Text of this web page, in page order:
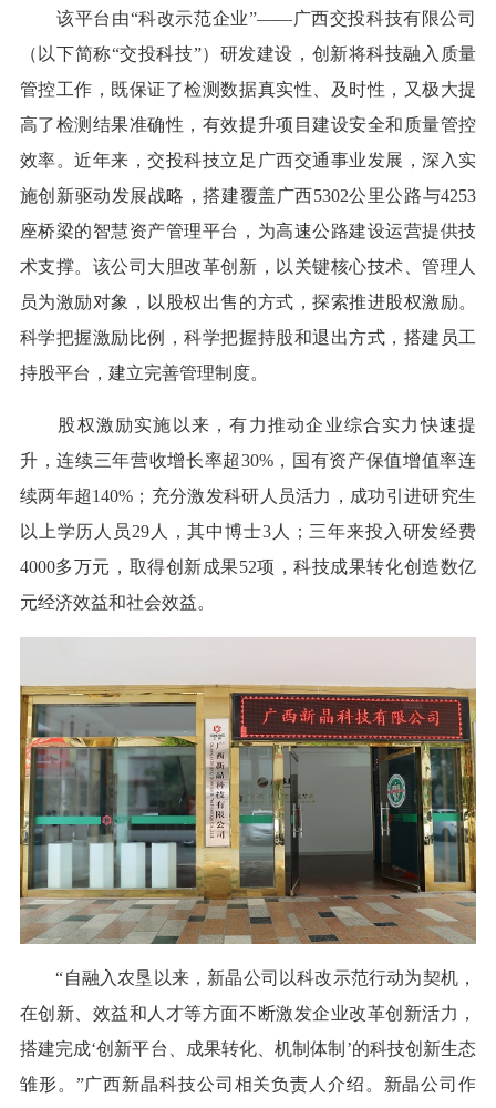
该平台由“科改示范企业”——广西交投科技有限公司
（以下简称“交投科技”）研发建设，创新将科技融入质量
管控工作，既保证了检测数据真实性、及时性，又极大提
高了检测结果准确性，有效提升项目建设安全和质量管控
效率。近年来，交投科技立足广西交通事业发展，深入实
施创新驱动发展战略，搭建覆盖广西5302公里公路与4253
座桥梁的智慧资产管理平台，为高速公路建设运营提供技
术支撑。该公司大胆改革创新，以关键核心技术、管理人
员为激励对象，以股权出售的方式，探索推进股权激励。
科学把握激励比例，科学把握持股和退出方式，搭建员工
持股平台，建立完善管理制度。
股权激励实施以来，有力推动企业综合实力快速提
升，连续三年营收增长率超30%，国有资产保值增值率连
续两年超140%；充分激发科研人员活力，成功引进研究生
以上学历人员29人，其中博士3人；三年来投入研发经费
4000多万元，取得创新成果52项，科技成果转化创造数亿
元经济效益和社会效益。
“自融入农垦以来，新晶公司以科改示范行动为契机，
在创新、效益和人才等方面不断激发企业改革创新活力，
搭建完成‘创新平台、成果转化、机制体制’的科技创新生态
雏形。”广西新晶科技公司相关负责人介绍。新晶公司作